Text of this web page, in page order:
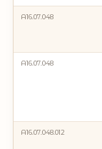
A16.07.048
A16.07.048
A16.07.048.012